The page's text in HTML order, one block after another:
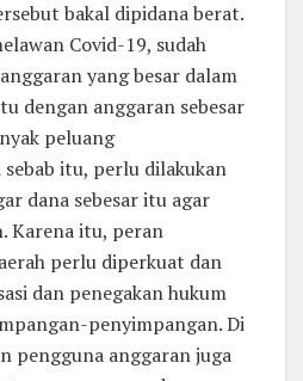
bakal dipidana berat.
Covid-19, sudah
yang besar dalam
dengan anggaran sebesar
peluang
itu, perlu dilakukan
dana sebesar itu agar
Karena itu, peran
perlu diperkuat dan
dan penegakan hukum
penyimpangan. Di
pengguna anggaran juga